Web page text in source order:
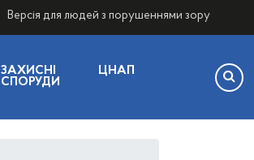
Версія для людей з порушеннями зору
ЗАХИСНІ
СПОРУДИ
ЦНАП